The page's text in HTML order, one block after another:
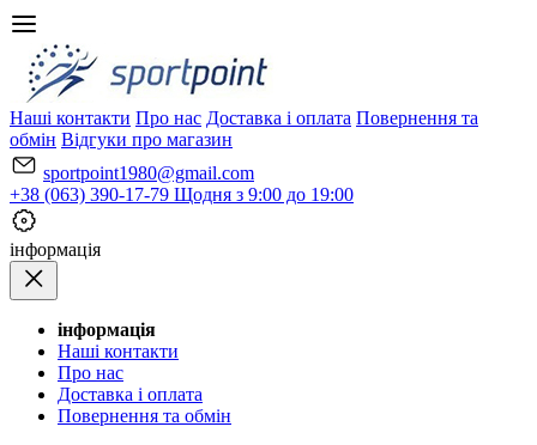
Наші контакти Про нас Доставка і оплата Повернення та
обмін Відгуки про магазин
sportpoint1980@gmail.com
+38 (063) 390-17-79 Щодня з 9:00 до 19:00
iнформація
iнформація
Наші контакти
Про нас
Доставка і оплата
Повернення та обмін